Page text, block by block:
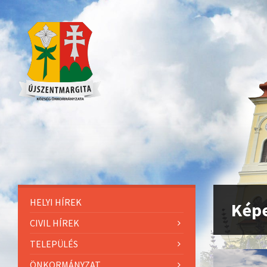
HELYI HÍREK
CIVIL HÍREK
TELEPÜLÉS
ÖNKORMÁNYZAT